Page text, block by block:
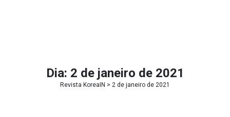
Dia: 2 de janeiro de 2021
Revista KoreaIN > 2 de janeiro de 2021